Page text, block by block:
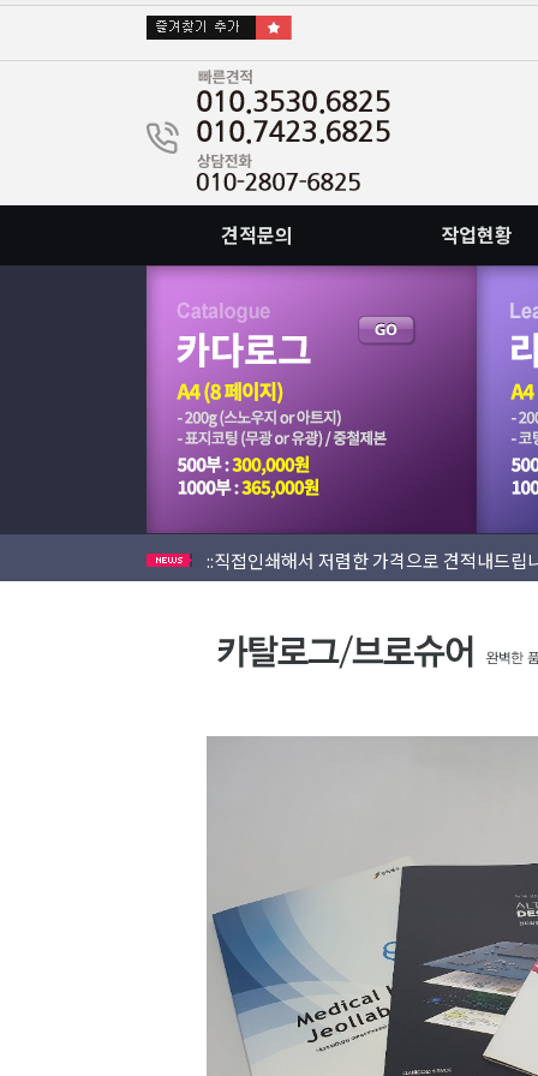
견적문의 작업현황
::빠른인쇄, 빠른출고 가능합니다. 문의주십
::직접인쇄해서 저렴한 가격으로 견적내드립
::인쇄물 패키지외 별도견적,소량도 문의가
::빠른인쇄, 빠른출고 가능합니다. 문의주십
::직접인쇄해서 저렴한 가격으로 견적내드립